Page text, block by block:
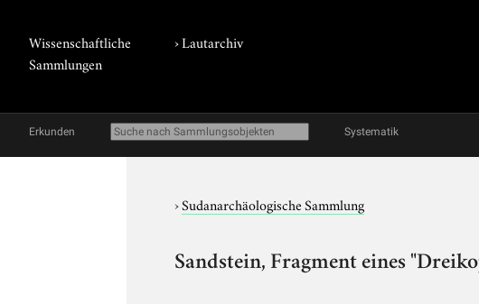
Wissenschaftliche
Sammlungen
›Lautarchiv
Erkunden Systematik
›Sudanarchäologische Sammlung
Sandstein, Fragment eines